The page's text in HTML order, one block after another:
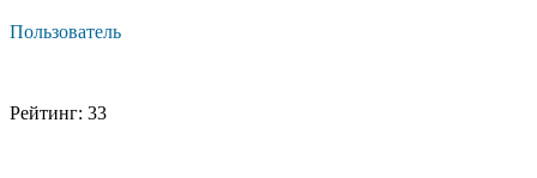
Пользователь
Рейтинг: 33